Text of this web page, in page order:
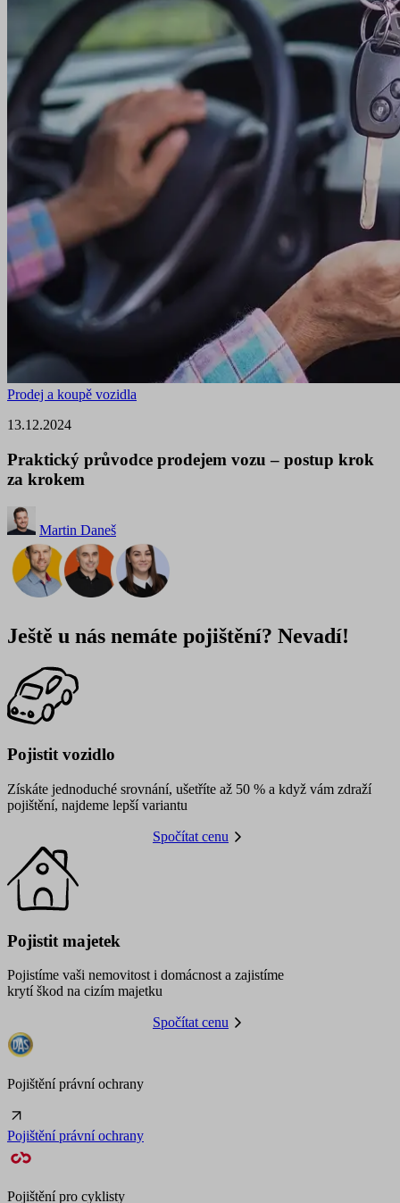
Prodej a koupě vozidla
13.12.2024
Praktický průvodce prodejem vozu – postup krok
za krokem
Martin Daneš
Ještě u nás nemáte pojištění? Nevadí!
Pojistit vozidlo
Získáte jednoduché srovnání, ušetříte až 50 % a když vám zdraží
pojištění, najdeme lepší variantu
Spočítat cenu
Pojistit majetek
Pojistíme vaši nemovitost i domácnost a zajistíme
krytí škod na cizím majetku
Spočítat cenu
Pojištění právní ochrany
Pojištění právní ochrany
Pojištění pro cyklisty